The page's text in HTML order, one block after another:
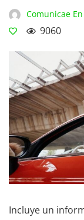
Comunicae En
9060
Incluye un